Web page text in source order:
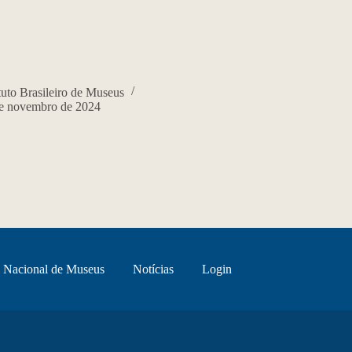
Brasileiro de Museus
novembro de 2024
de Museus Notícias Login